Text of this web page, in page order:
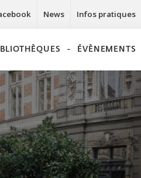
News Infos pratiques
ÉVÈNEMENTS